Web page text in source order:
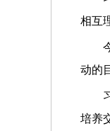
相互
动的
培养